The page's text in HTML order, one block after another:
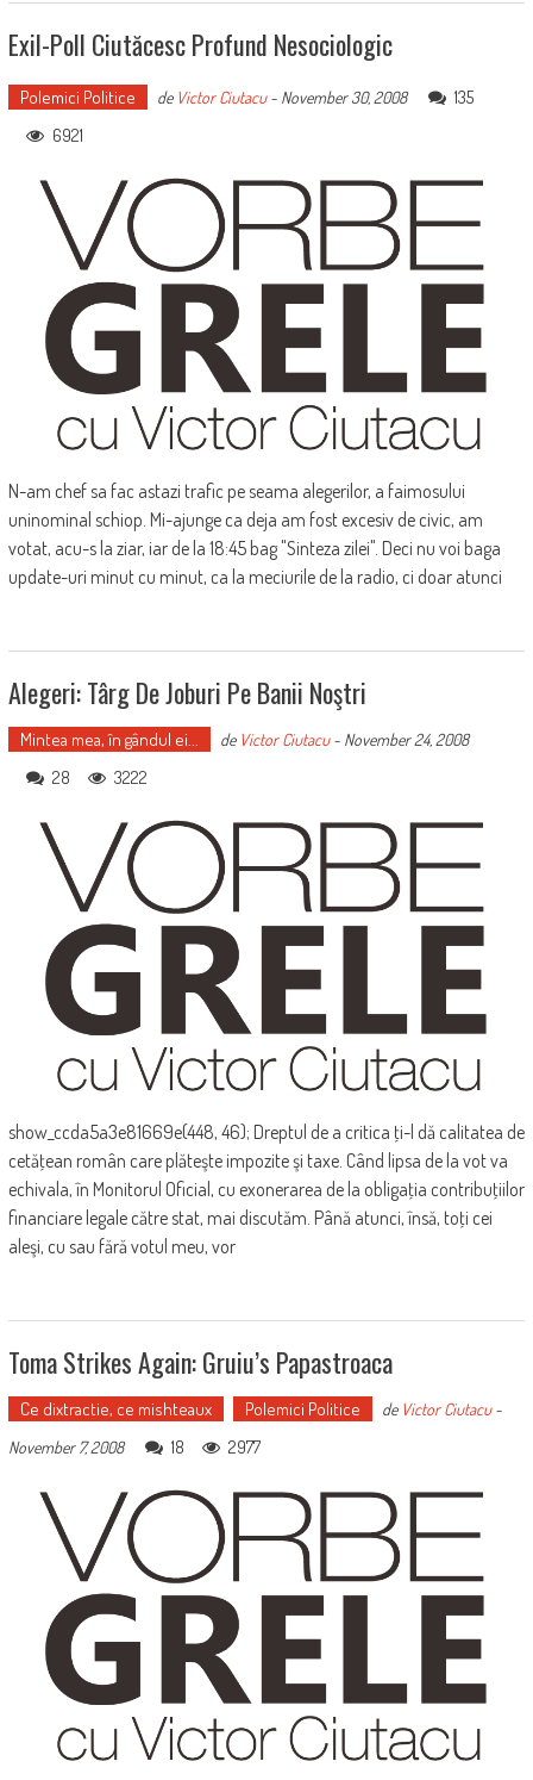
Exil-Poll Ciutăcesc Profund Nesociologic
Polemici Politice de Victor Ciutacu- November 30, 2008
135
6921
N-am chef sa fac astazi trafic pe seama alegerilor, a faimosului
uninominal schiop. Mi-ajunge ca deja am fost excesiv de civic, am
votat, acu-s la ziar, iar de la 18:45 bag "Sinteza zilei". Deci nu voi baga
update-uri minut cu minut, ca la meciurile de la radio, ci doar atunci
Alegeri: Târg De Joburi Pe Banii Noştri
Mintea mea, în gândul ei... de Victor Ciutacu- November 24, 2008
28 3222
show_ccda5a3e81669e(448, 46); Dreptul de a critica ţi-l dă calitatea de
cetăţean român care plăteşte impozite şi taxe. Când lipsa de la vot va
echivala, în Monitorul Oficial, cu exonerarea de la obligaţia contribuţiilor
financiare legale către stat, mai discutăm. Până atunci, însă, toţi cei
aleşi, cu sau fără votul meu, vor
Toma Strikes Again: Gruiu’s Papastroaca
Ce dixtractie, ce mishteaux Polemici Politice de Victor Ciutacu-
November 7, 2008
18 2977